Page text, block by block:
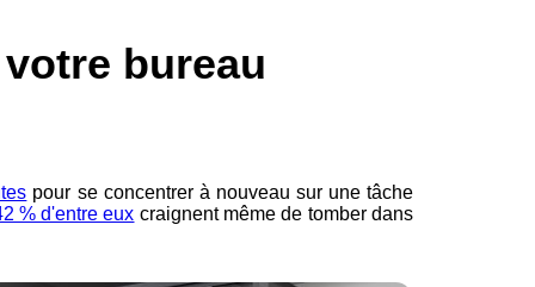
bureau
pour se concentrer à nouveau sur une tâche
% d'entre eux craignent même de tomber dans